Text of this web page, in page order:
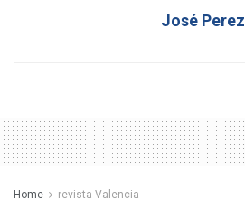
José Perez
Home revista Valencia